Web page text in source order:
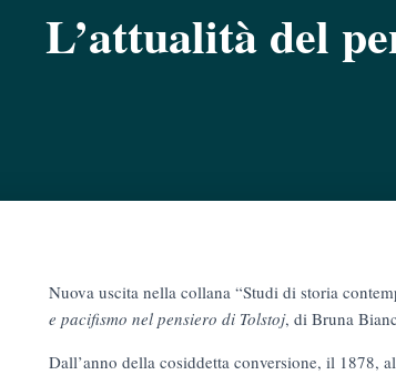
L’attualità del
Nuova uscita nella collana “Studi di storia
e pacifismo nel pensiero di Tolstoj, di Bruna
Dall’anno della cosiddetta conversione, il 1878,